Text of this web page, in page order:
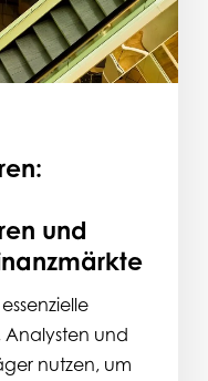
und
Analysten und
nutzen, um